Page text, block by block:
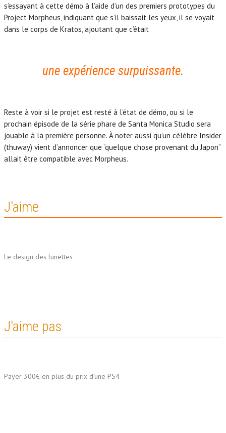
s’essayant à cette démo à l’aide d’un des premiers prototypes du
Project Morpheus, indiquant que s’il baissait les yeux, il se voyait
dans le corps de Kratos, ajoutant que c’était
une expérience surpuissante.
Reste à voir si le projet est resté à l’état de démo, ou si le
prochain épisode de la série phare de Santa Monica Studio sera
jouable à la première personne. À noter aussi qu’un célèbre Insider
(thuway) vient d’annoncer que “quelque chose provenant du Japon”
allait être compatible avec Morpheus.
J'aime
Le design des lunettes
J'aime pas
Payer 300€ en plus du prix d’une PS4